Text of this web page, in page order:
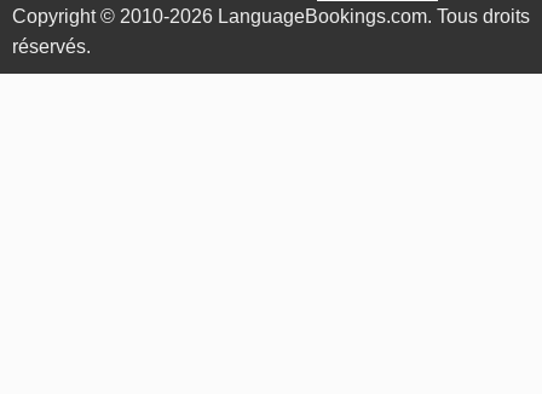
Copyright © 2010-2026 LanguageBookings.com. Tous droits
réservés.